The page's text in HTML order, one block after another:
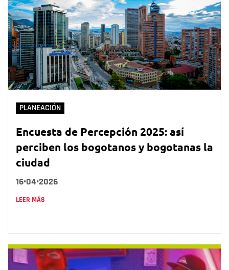
PLANEACIÓN
Encuesta de Percepción 2025: así
perciben los bogotanos y bogotanas la
ciudad
16•04•2026
LEER MÁS